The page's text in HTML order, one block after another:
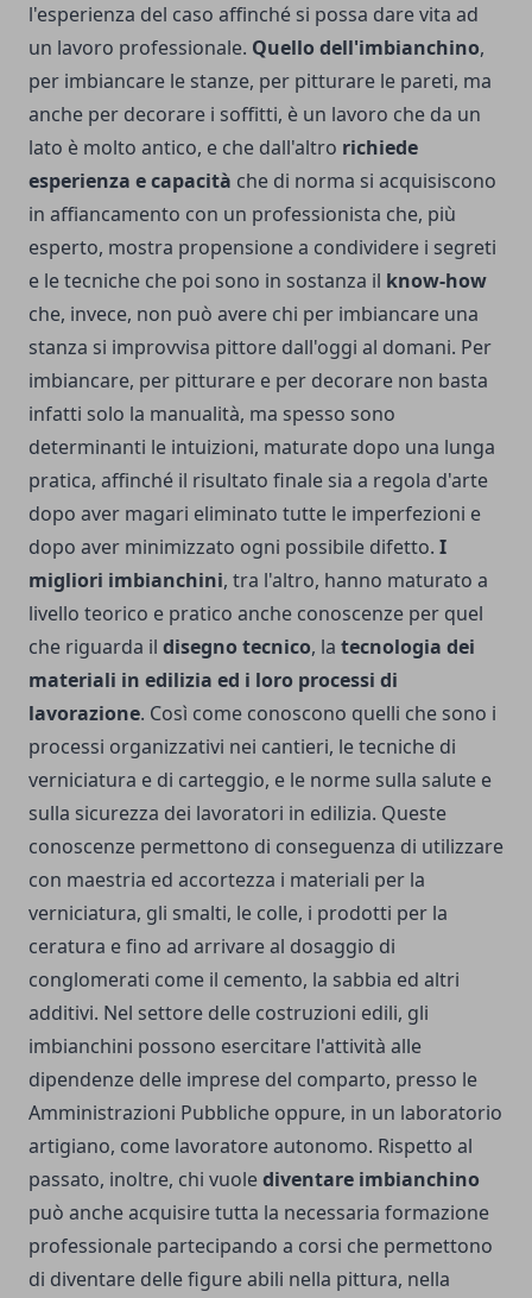
l'esperienza del caso affinché si possa dare vita ad
un lavoro professionale. Quello dell'imbianchino,
per imbiancare le stanze, per pitturare le pareti, ma
anche per decorare i soffitti, è un lavoro che da un
lato è molto antico, e che dall'altro richiede
esperienza e capacità che di norma si acquisiscono
in affiancamento con un professionista che, più
esperto, mostra propensione a condividere i segreti
e le tecniche che poi sono in sostanza il know-how
che, invece, non può avere chi per imbiancare una
stanza si improvvisa pittore dall'oggi al domani. Per
imbiancare, per pitturare e per decorare non basta
infatti solo la manualità, ma spesso sono
determinanti le intuizioni, maturate dopo una lunga
pratica, affinché il risultato finale sia a regola d'arte
dopo aver magari eliminato tutte le imperfezioni e
dopo aver minimizzato ogni possibile difetto. I
migliori imbianchini, tra l'altro, hanno maturato a
livello teorico e pratico anche conoscenze per quel
che riguarda il disegno tecnico, la tecnologia dei
materiali in edilizia ed i loro processi di
lavorazione. Così come conoscono quelli che sono i
processi organizzativi nei cantieri, le tecniche di
verniciatura e di carteggio, e le norme sulla salute e
sulla sicurezza dei lavoratori in edilizia. Queste
conoscenze permettono di conseguenza di utilizzare
con maestria ed accortezza i materiali per la
verniciatura, gli smalti, le colle, i prodotti per la
ceratura e fino ad arrivare al dosaggio di
conglomerati come il cemento, la sabbia ed altri
additivi. Nel settore delle costruzioni edili, gli
imbianchini possono esercitare l'attività alle
dipendenze delle imprese del comparto, presso le
Amministrazioni Pubbliche oppure, in un laboratorio
artigiano, come lavoratore autonomo. Rispetto al
passato, inoltre, chi vuolediventare imbianchino
può anche acquisire tutta la necessaria formazione
professionale partecipando a corsi che permettono
di diventare delle figure abili nella pittura, nella